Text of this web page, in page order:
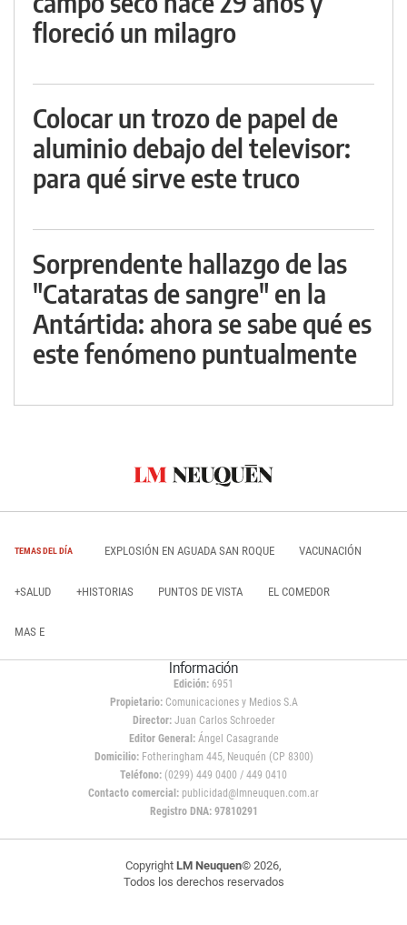
floreció un milagro
Colocar un trozo de papel de
aluminio debajo del televisor:
para qué sirve este truco
Sorprendente hallazgo de las
"Cataratas de sangre" en la
Antártida: ahora se sabe qué es
este fenómeno puntualmente
TEMAS DEL DÍA EXPLOSIÓN EN AGUADA SAN ROQUE VACUNACIÓN
+SALUD +HISTORIAS PUNTOS DE VISTA EL COMEDOR
MAS E
Información
Edición: 6951
Propietario:Comunicaciones y Medios S.A
Director: Juan Carlos Schroeder
Editor General:Ángel Casagrande
Domicilio:Fotheringham 445, Neuquén (CP 8300)
Teléfono: (0299) 449 0400 / 449 0410
Contacto comercial: publicidad@lmneuquen.com.ar
Registro DNA: 97810291
Copyright LM Neuquen© 2026,
Todos los derechos reservados